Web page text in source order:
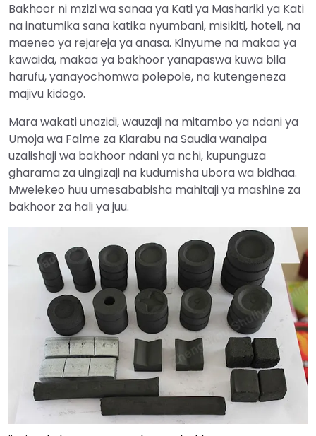
Bakhoor ni mzizi wa sanaa ya Kati ya Mashariki ya Kati
na inatumika sana katika nyumbani, misikiti, hoteli, na
maeneo ya rejareja ya anasa. Kinyume na makaa ya
kawaida, makaa ya bakhoor yanapaswa kuwa bila
harufu, yanayochomwa polepole, na kutengeneza
majivu kidogo.
Mara wakati unazidi, wauzaji na mitambo ya ndani ya
Umoja wa Falme za Kiarabu na Saudia wanaipa
uzalishaji wa bakhoor ndani ya nchi, kupunguza
gharama za uingizaji na kudumisha ubora wa bidhaa.
Mwelekeo huu umesababisha mahitaji ya mashine za
bakhoor za hali ya juu.